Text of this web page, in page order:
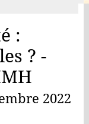
:
? -
2022